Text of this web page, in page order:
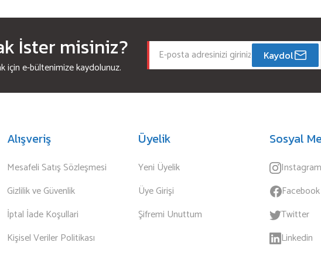
İster misiniz?
için e-bültenimize kaydolunuz.
Kaydol
Alışveriş
Mesafeli Satış Sözleşmesi
Gizlilik ve Güvenlik
İptal İade Koşullari
Kişisel Veriler Politikası
Üyelik
Yeni Üyelik
Üye Girişi
Şifremi Unuttum
Sosyal
Instagram
Facebook
Twitter
Linkedin